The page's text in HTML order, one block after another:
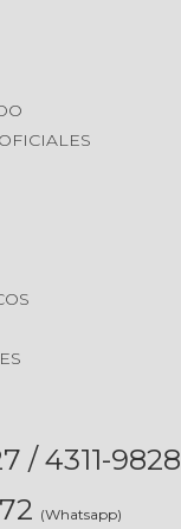
/ 4311-9828
(Whatsapp)